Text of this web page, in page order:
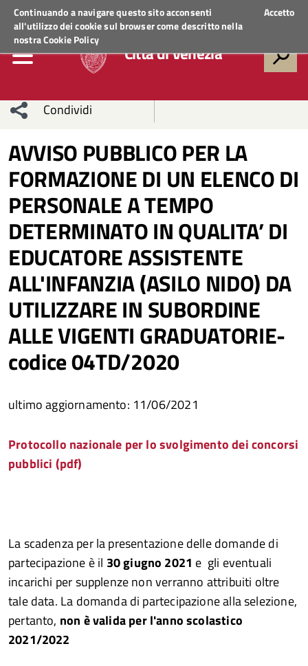
Continuando a navigare questo sito acconsenti
all'utilizzo dei cookie sul browser come descritto nella
nostraCookie Policy
Accetto
Regione VenetoACCEDI AI SERVIZI
Città di Venezia
Condividi
sui social
network
Condividi
Condividi
su
Facebook
Condividi
su
Twitter
Condividi
su
Facebook
Condividi
su
Whatsapp
AVVISO PUBBLICO PER LA
FORMAZIONE DI UN ELENCO DI
PERSONALE A TEMPO
DETERMINATO IN QUALITA’ DI
EDUCATORE ASSISTENTE
ALL'INFANZIA (ASILO NIDO) DA
UTILIZZARE IN SUBORDINE
ALLE VIGENTI GRADUATORIE-
codice 04TD/2020
ultimo aggiornamento: 11/06/2021
Protocollo nazionale per lo svolgimento dei concorsi
pubblici (pdf)
La scadenza per la presentazione delle domande di
partecipazione è il 30 giugno 2021 e gli eventuali
incarichi per supplenze non verranno attribuiti oltre
tale data. La domanda di partecipazione alla selezione,
pertanto, non è valida per l'anno scolastico
2021/2022